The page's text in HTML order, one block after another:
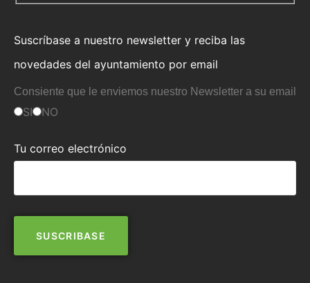
Suscríbase a nuestro newsletter y reciba las
novedades del ayuntamiento por email
Consiente que le enviemos nuestro Newsletter a su email
SI NO
Tu correo electrónico